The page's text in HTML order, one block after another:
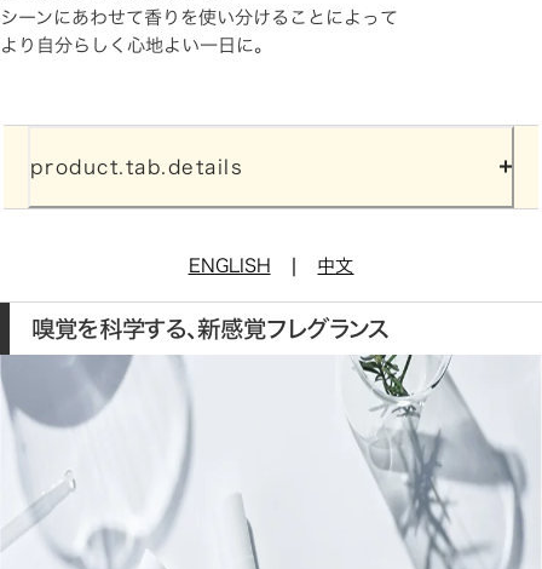
シーンにあわせて香りを使い分けることによって
より自分らしく心地よい一日に。
product.tab.details
ENGLISH 中文
嗅覚を科学する、新感覚フレグランス